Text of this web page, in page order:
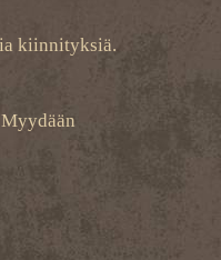
kiinnityksiä.